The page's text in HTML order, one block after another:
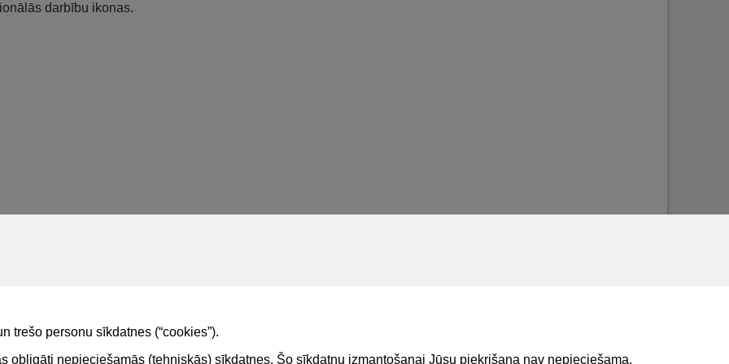
trešo personu sīkdatnes (“cookies”).
obligāti nepieciešamās (tehniskās) sīkdatnes. Šo sīkdatņu izmantošanai Jūsu piekrišana nav nepieciešama.
darbību ikonas.